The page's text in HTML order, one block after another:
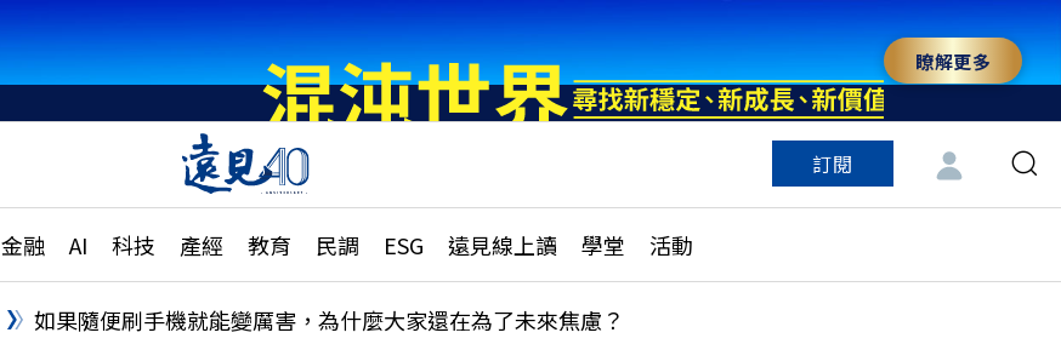
瞭解更多
訂閱
金融 AI 科技 產經 教育 民調 ESG 遠見線上讀 學堂 活動
國際
特輯
大學升學、職涯攻略
縣市施政調查全解析
更多訂閱方案
特色頻道
如果隨便刷手機就能變厲害，為什麼大家還在為了未來焦慮？